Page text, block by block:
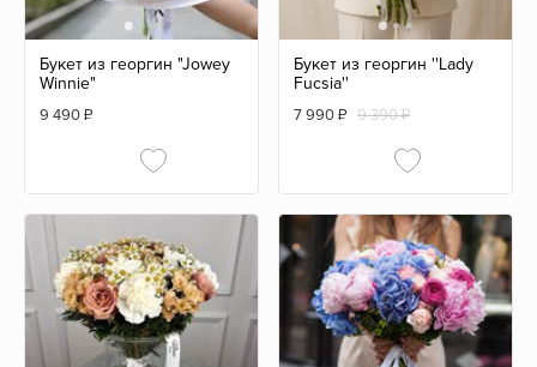
Букет из георгин "Jowey
Winnie"
9 490₽
Букет из георгин ''Lady
Fucsia''
7 990₽ 9 390 ₽